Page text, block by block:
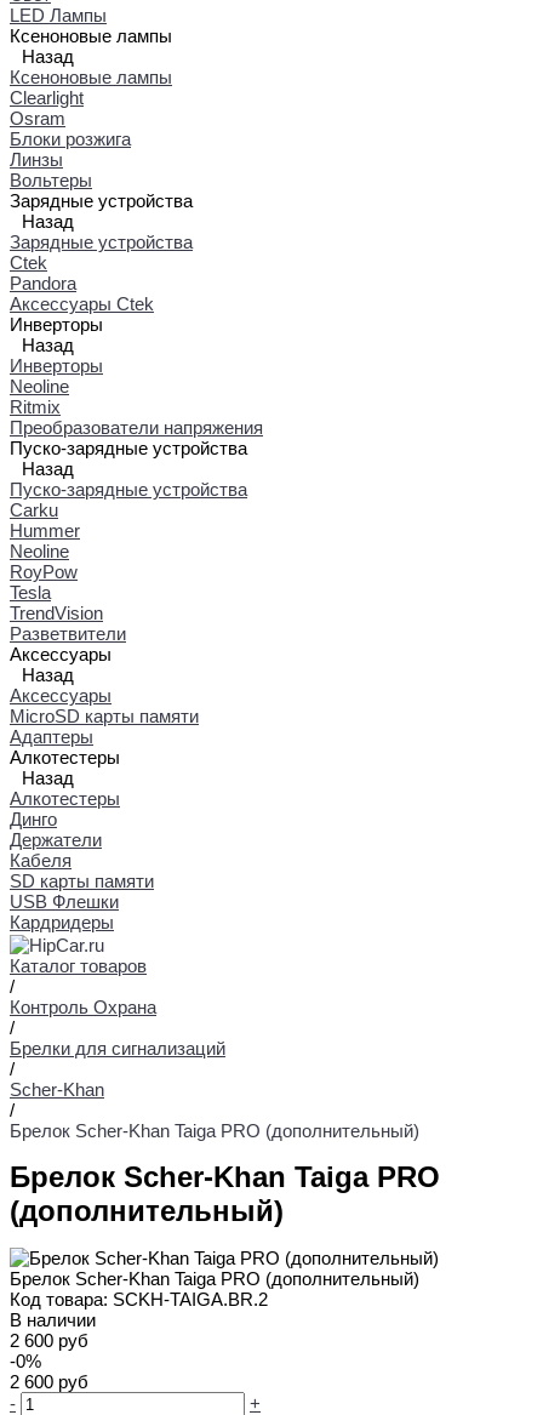
LED Лампы
Ксеноновые лампы
Назад
Ксеноновые лампы
Clearlight
Osram
Блоки розжига
Линзы
Вольтеры
Зарядные устройства
Назад
Зарядные устройства
Ctek
Pandora
Аксессуары Ctek
Инверторы
Назад
Инверторы
Neoline
Ritmix
Преобразователи напряжения
Пуско-зарядные устройства
Назад
Пуско-зарядные устройства
Carku
Hummer
Neoline
RoyPow
Tesla
TrendVision
Разветвители
Аксессуары
Назад
Аксессуары
MicroSD карты памяти
Адаптеры
Алкотестеры
Назад
Алкотестеры
Динго
Держатели
Кабеля
SD карты памяти
USB Флешки
Кардридеры
Каталог товаров
/
Контроль Охрана
/
Брелки для сигнализаций
/
Scher-Khan
/
Брелок Scher-Khan Taiga PRO (дополнительный)
Брелок Scher-Khan Taiga PRO
(дополнительный)
Брелок Scher-Khan Taiga PRO (дополнительный)
Код товара: SCKH-TAIGA.BR.2
В наличии
2 600 руб
-0%
2 600 руб
-
+